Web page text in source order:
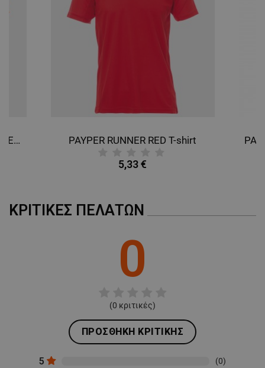
PAYPER RUNNER FLUO ORANGE T-shirt PAYPER RUNNER RED T-shirt
5,33 €
ΚΡΙΤΙΚΈΣ ΠΕΛΑΤΏΝ
0
(0 κριτικές)
ΠΡΟΣΘΉΚΗ ΚΡΙΤΙΚΉΣ
5 (0)